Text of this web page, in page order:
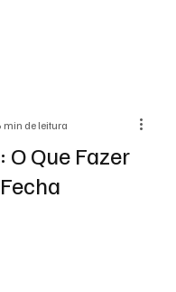
Que Fazer
min de leitura